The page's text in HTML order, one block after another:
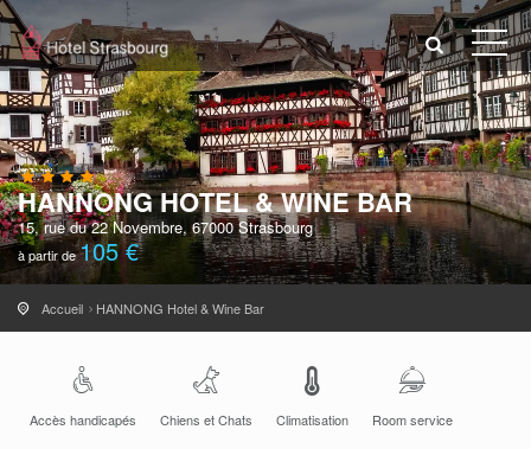
HANNONG HOTEL & WINE BAR
15, rue du 22 Novembre, 67000 Strasbourg
à partir de105 €
Accueil HANNONG Hotel & Wine Bar
Accès handicapés Chiens et Chats Climatisation Room service